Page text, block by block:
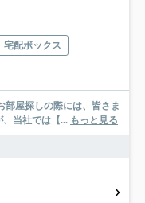
宅配ボックス
当社では【... もっと見る